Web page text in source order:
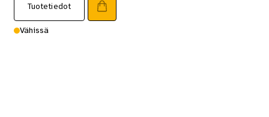
Tuotetiedot
Vähissä